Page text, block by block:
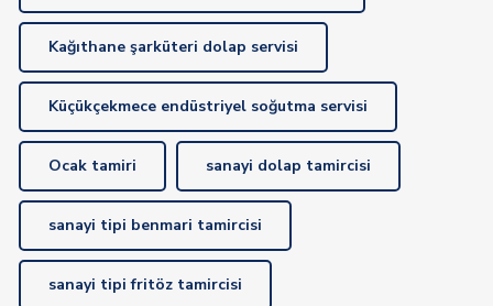
Kağıthane şarküteri dolap servisi
Küçükçekmece endüstriyel soğutma servisi
Ocak tamiri sanayi dolap tamircisi
sanayi tipi benmari tamircisi
sanayi tipi fritöz tamircisi